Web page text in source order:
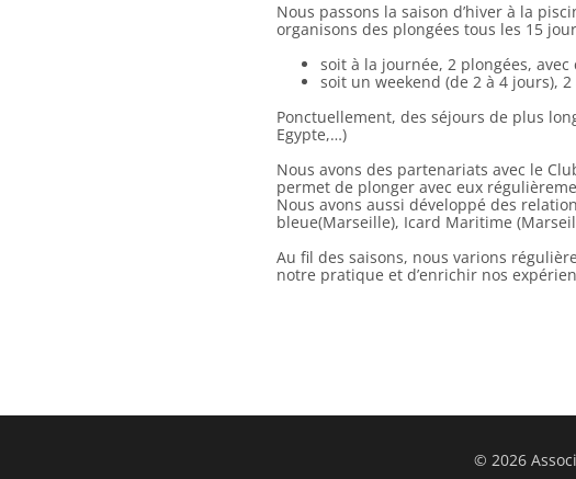
Nous passons la saison d’hiver à la
organisons des plongées tous les 15
soit à la journée, 2 plongées,
soit un weekend (de 2 à 4 jours),
Ponctuellement, des séjours de plus
Egypte,…)
Nous avons des partenariats avec le
permet de plonger avec eux
Nous avons aussi développé des
bleue(Marseille), Icard Maritime
Au fil des saisons, nous varions
notre pratique et d’enrichir nos
© 2026